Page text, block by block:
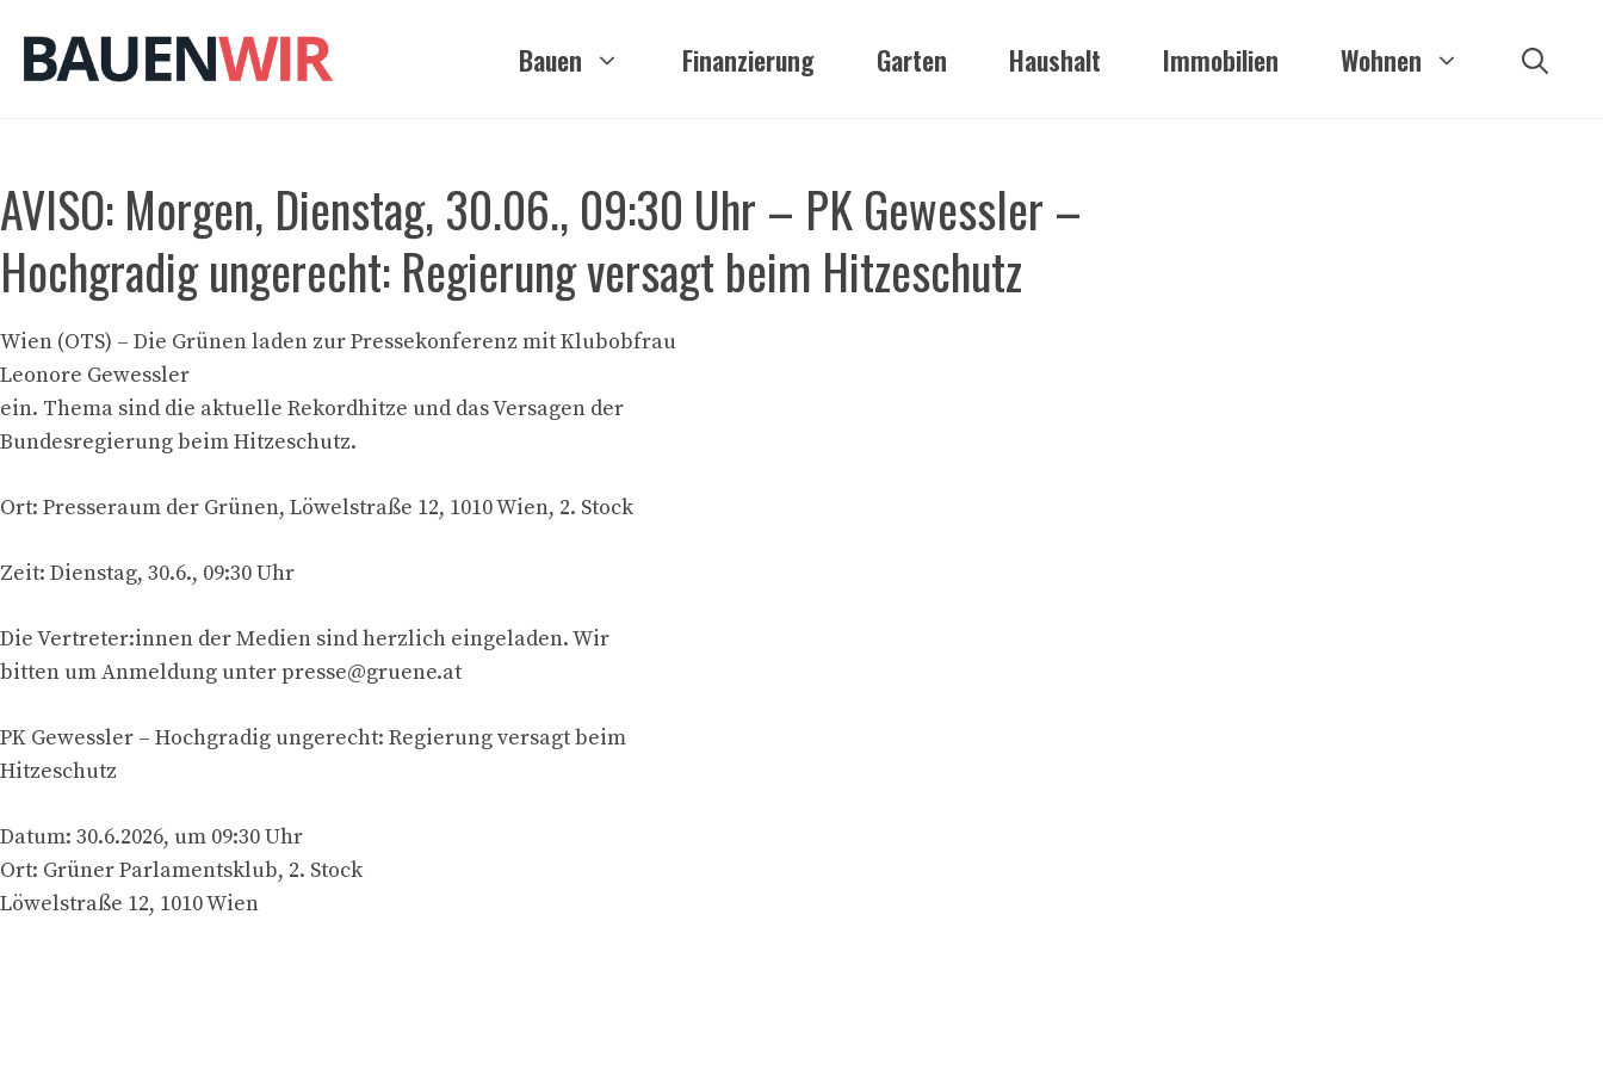
Inhalt
springen
Bauen Finanzierung Garten Haushalt Immobilien Wohnen
AVISO: Morgen, Dienstag, 30.06., 09:30 Uhr – PK Gewessler –
Hochgradig ungerecht: Regierung versagt beim Hitzeschutz
Wien (OTS) – Die Grünen laden zur Pressekonferenz mit Klubobfrau
Leonore Gewessler
ein. Thema sind die aktuelle Rekordhitze und das Versagen der
Bundesregierung beim Hitzeschutz.
Ort: Presseraum der Grünen, Löwelstraße 12, 1010 Wien, 2. Stock
Zeit: Dienstag, 30.6., 09:30 Uhr
Die Vertreter:innen der Medien sind herzlich eingeladen. Wir
bitten um Anmeldung unterpresse@gruene.at
PK Gewessler – Hochgradig ungerecht: Regierung versagt beim
Hitzeschutz
Datum: 30.6.2026, um 09:30 Uhr
Ort: Grüner Parlamentsklub, 2. Stock
Löwelstraße 12, 1010 Wien